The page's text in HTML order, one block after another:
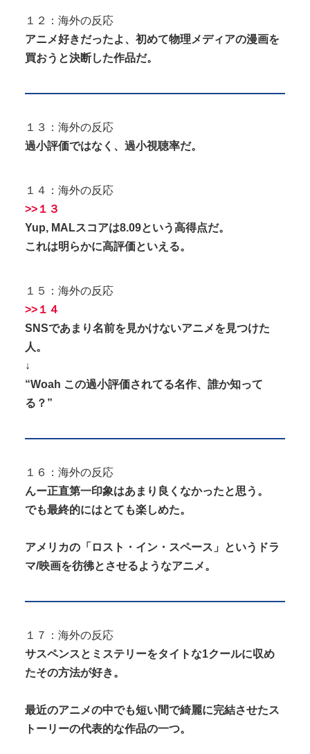
１２：海外の反応
アニメ好きだったよ、初めて物理メディアの漫画を
買おうと決断した作品だ。
１３：海外の反応
過小評価ではなく、過小視聴率だ。
１４：海外の反応
>>１３
Yup, MALスコアは8.09という高得点だ。
これは明らかに高評価といえる。
１５：海外の反応
>>１４
SNSであまり名前を見かけないアニメを見つけた
人。
↓
“Woah この過小評価されてる名作、誰か知って
る？”
１６：海外の反応
んー正直第一印象はあまり良くなかったと思う。
でも最終的にはとても楽しめた。
アメリカの「ロスト・イン・スペース」というドラ
マ/映画を彷彿とさせるようなアニメ。
１７：海外の反応
サスペンスとミステリーをタイトな1クールに収め
たその方法が好き。
最近のアニメの中でも短い間で綺麗に完結させたス
トーリーの代表的な作品の一つ。